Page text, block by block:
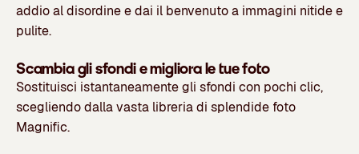
addio al disordine e dai il benvenuto a immagini nitide e
pulite.
Scambia gli sfondi e migliora le tue foto
Sostituisci istantaneamente gli sfondi con pochi clic,
scegliendo dalla vasta libreria di splendide foto
Magnific.